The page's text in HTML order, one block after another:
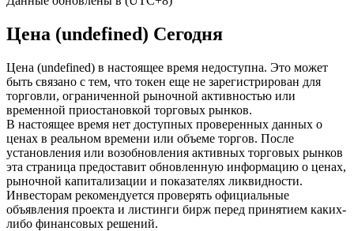
USDT-фьючерсы
Фьючерсы с использованием USDT в качестве
обеспечения
Цена (undefined) Сегодня
Цена (undefined) в настоящее время недоступна. Это может
быть связано с тем, что токен еще не зарегистрирован для
торговли, ограниченной рыночной активностью или
временной приостановкой торговых рынков.
В настоящее время нет доступных проверенных данных о
ценах в реальном времени или объеме торгов. После
установления или возобновления активных торговых рынков
эта страница предоставит обновленную информацию о ценах,
рыночной капитализации и показателях ликвидности.
Инвесторам рекомендуется проверять официальные
объявления проекта и листинги бирж перед принятием каких-
либо финансовых решений.